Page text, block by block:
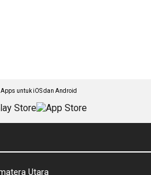
untuk iOS dan Android
Utara